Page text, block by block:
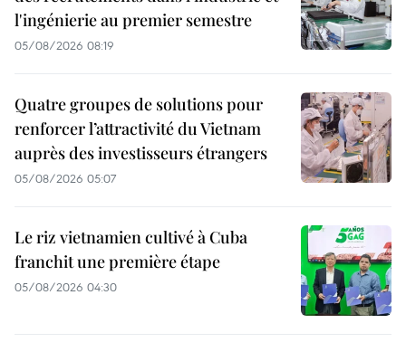
l'ingénierie au premier semestre
05/08/2026 08:19
Quatre groupes de solutions pour
renforcer l’attractivité du Vietnam
auprès des investisseurs étrangers
05/08/2026 05:07
Le riz vietnamien cultivé à Cuba
franchit une première étape
05/08/2026 04:30